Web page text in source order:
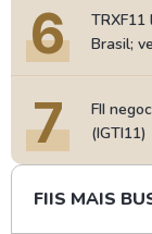
6
Brasil;
7
FII
(IGTI11)
FIIS MAIS